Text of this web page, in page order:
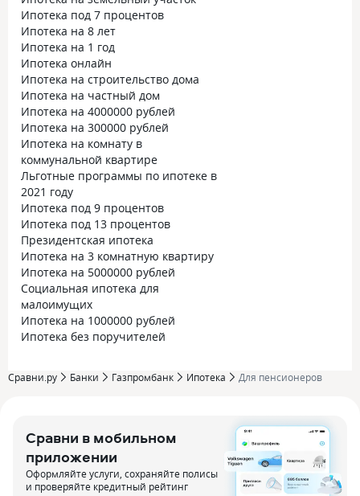
Ипотека под 7 процентов
Ипотека на 8 лет
Ипотека на 1 год
Ипотека онлайн
Ипотека на строительство дома
Ипотека на частный дом
Ипотека на 4000000 рублей
Ипотека на 300000 рублей
Ипотека на комнату в
коммунальной квартире
Льготные программы по ипотеке в
2021 году
Ипотека под 9 процентов
Ипотека под 13 процентов
Президентская ипотека
Ипотека на 3 комнатную квартиру
Ипотека на 5000000 рублей
Социальная ипотека для
малоимущих
Ипотека на 1000000 рублей
Ипотека без поручителей
Сравни.ру Банки Газпромбанк Ипотека Для пенсионеров
Сравни в мобильном
приложении
Оформляйте услуги, сохраняйте полисы
и проверяйте кредитный рейтинг